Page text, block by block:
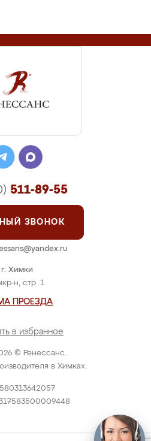
© Ренессанс.
в Химках.
г. Химки
н, стр. 1
ПРОЕЗДА
в избранное
511-89-55
ЗВОНОК